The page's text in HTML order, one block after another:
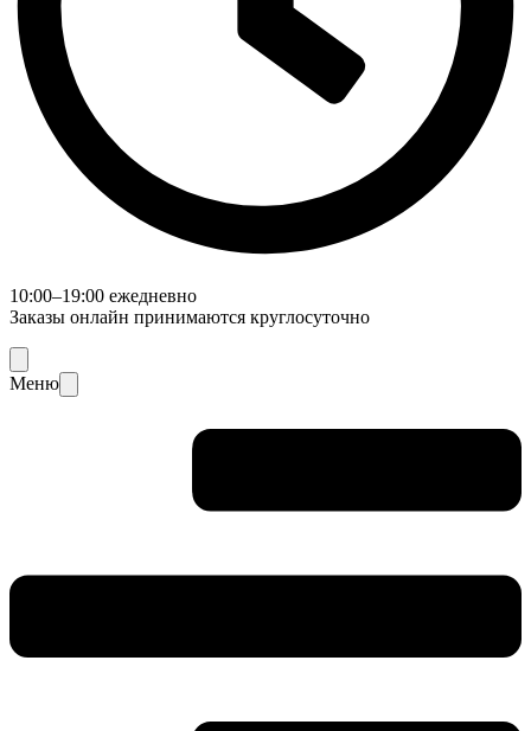
10:00–19:00 ежедневно
Заказы онлайн принимаются круглосуточно
Меню